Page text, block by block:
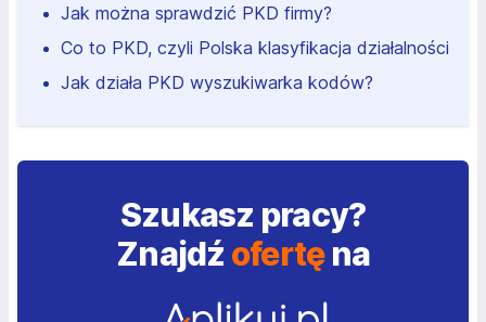
Jak można sprawdzić PKD firmy?
Co to PKD, czyli Polska klasyfikacja działalności
Jak działa PKD wyszukiwarka kodów?
Szukasz pracy?
Znajdź ofertęna